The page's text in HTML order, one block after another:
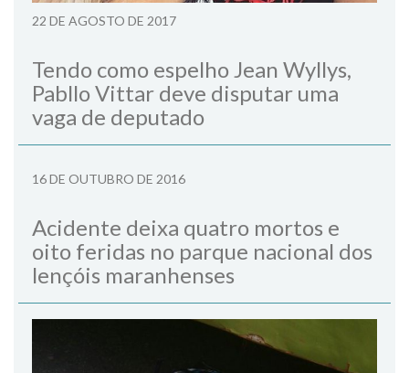
22 DE AGOSTO DE 2017
Tendo como espelho Jean Wyllys,
Pabllo Vittar deve disputar uma
vaga de deputado
16 DE OUTUBRO DE 2016
Acidente deixa quatro mortos e
oito feridas no parque nacional dos
lençóis maranhenses